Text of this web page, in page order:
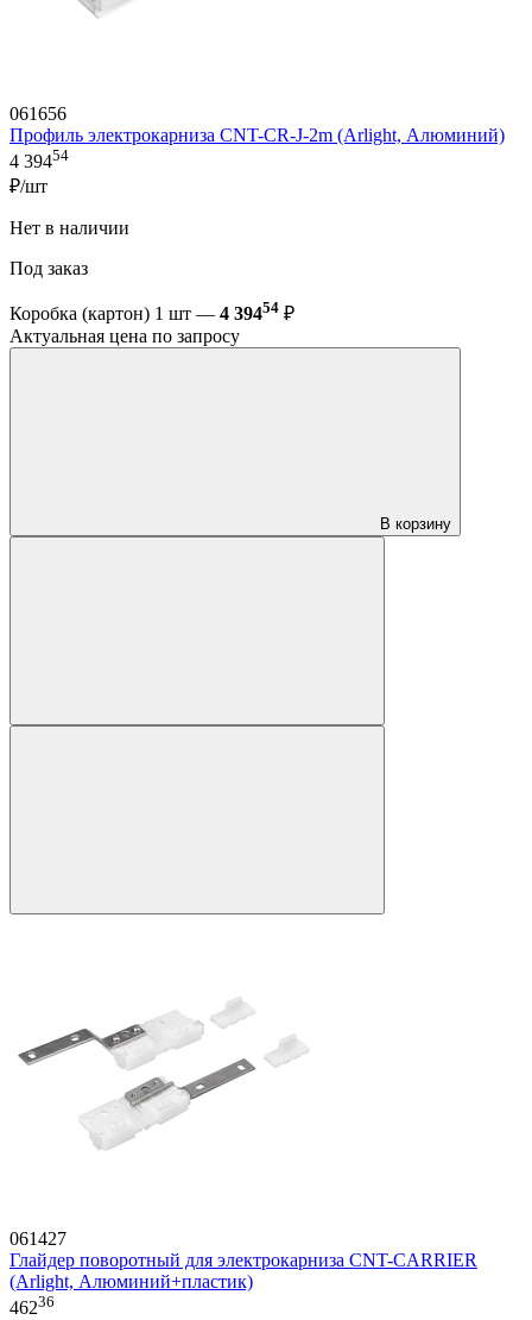
061656
Профиль электрокарниза CNT-CR-J-2m (Arlight, Алюминий)
4 39454
₽/шт
Нет в наличии
Под заказ
Коробка (картон) 1 шт — 4 39454 ₽
Актуальная цена по запросу
В корзину
061427
Глайдер поворотный для электрокарниза CNT-CARRIER
(Arlight, Алюминий+пластик)
46236